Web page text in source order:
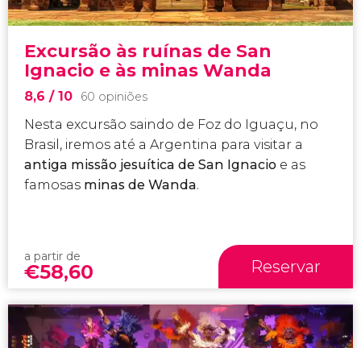
Excursão às ruínas de San
Ignacio e às minas Wanda
8,6 / 10 60 opiniões
Nesta excursão saindo de Foz do Iguaçu, no
Brasil, iremos até a Argentina para visitar a
antiga missão jesuítica de San Ignacio e as
famosas minas de Wanda.
a partir de
€58,60 Reservar